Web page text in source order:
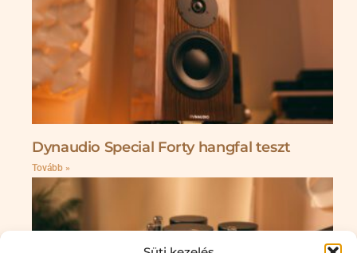
Dynaudio Special Forty hangfal teszt
Tovább »